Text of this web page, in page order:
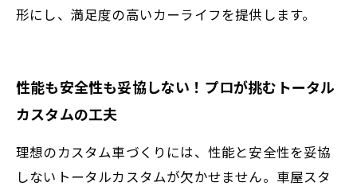
形にし、満足度の高いカーライフを提供します。
性能も安全性も妥協しない！プロが挑むトータル
カスタムの工夫
理想のカスタム車づくりには、性能と安全性を妥協
しないトータルカスタムが欠かせません。車屋スタ